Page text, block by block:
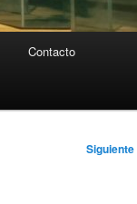
Contacto
Siguiente